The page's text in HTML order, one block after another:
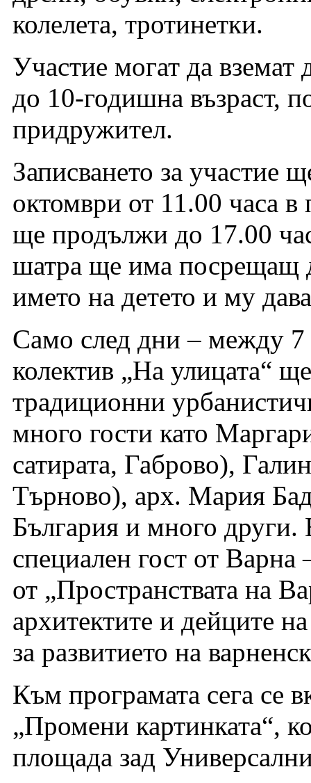
колелета, тротинетки.
Участие могат да
до 10-годишна възраст,
придружител.
Записването за участие
октомври от 11.00 часа в
ще продължи до 17.00
шатра ще има посрещащ
името на детето и му
Само след дни – между 7
колектив „На улицата“
традиционни
много гости като
сатирата, Габрово),
Търново), арх. Мария
България и много
специален гост от
от „Пространствата на
архитектите и дейците
за развитието на
Към програмата сега се
„Промени картинката“,
площада зад